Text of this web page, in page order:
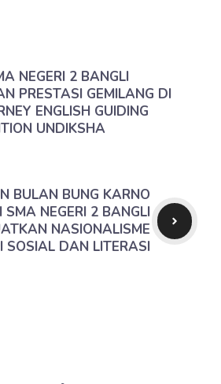
NEGERI 2 BANGLI
PRESTASI GEMILANG DI
ENGLISH GUIDING
UNDIKSHA
BULAN BUNG KARNO
SMA NEGERI 2 BANGLI
NASIONALISME
SOSIAL DAN LITERASI